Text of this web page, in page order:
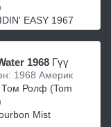
EASY 1967
1968 Гүү
1968 Америк
Том Ролф (Tom
Mist